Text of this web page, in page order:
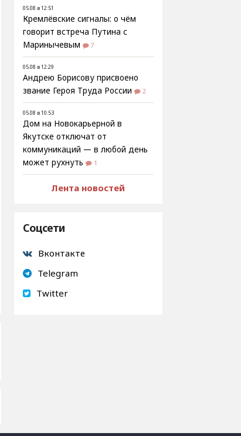
05.08 в 12:51
Кремлёвские сигналы: о чём
говорит встреча Путина с
Маринычевым
7
05.08 в 12:29
Андрею Борисову присвоено
звание Героя Труда России
2
05.08 в 10:53
Дом на Новокарьерной в
Якутске отключат от
коммуникаций — в любой день
может рухнуть
1
Лента новостей
Соцсети
Вконтакте
Telegram
Twitter